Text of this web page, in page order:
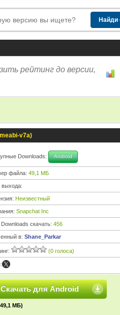
рейтинг до версии,
v7a)
Downloads: Android
файла: 49,1 МБ
выхода:
Неизвестный
Snapchat Inc
Downloads скачать: 456
в: Shane_Parkar
(0 голоса)
Скачать для Android
МБ)